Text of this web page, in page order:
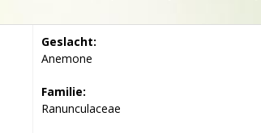
Geslacht:
Anemone
Familie:
Ranunculaceae